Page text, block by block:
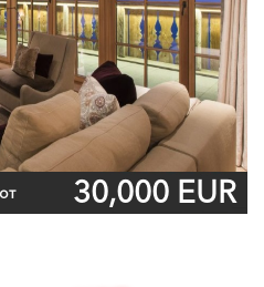
30,000 EUR